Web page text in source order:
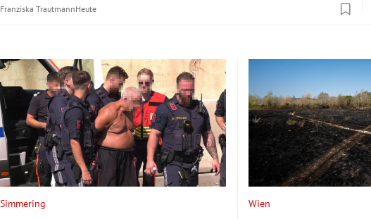
Untermenü
Untermenü
Untermenü
Untermenü
Untermenü
Franziska TrautmannHeute
Simmering Wien